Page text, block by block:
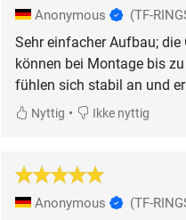
Anonymous (TF-
Sehr einfacher Aufbau; die
können bei Montage bis
fühlen sich stabil an und
Nyttig • Ikke nyttig
Anonymous (TF-